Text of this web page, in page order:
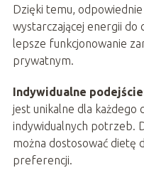
Dzięki temu,
wystarczającej energii do
lepsze funkcjonowanie
prywatnym.
Indywidualne
jest unikalne dla każdego
indywidualnych potrzeb.
można dostosować dietę
preferencji.